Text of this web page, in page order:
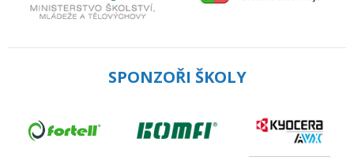
SPONZOŘI ŠKOLY